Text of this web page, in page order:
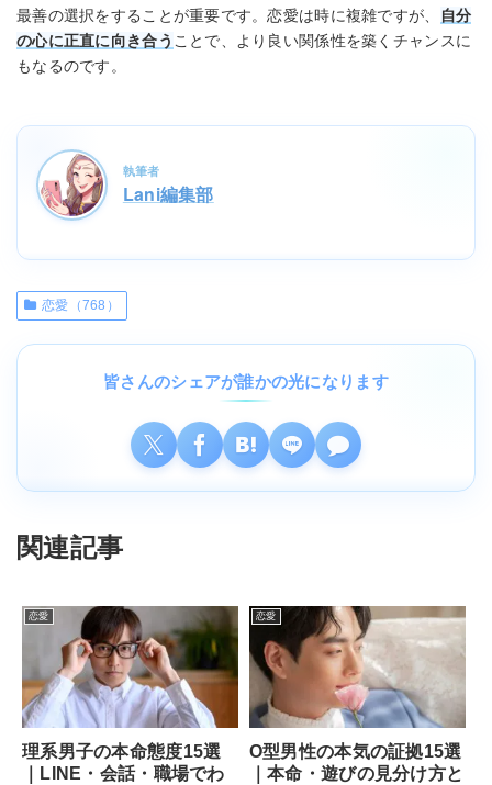
最善の選択をすることが重要です。恋愛は時に複雑ですが、
自分
の心に正直に向き合う ことで、より良い関係性を築くチャンスに
もなるのです。
執筆者
Lani編集部
恋愛（768）
皆さんのシェアが誰かの光になります
関連記事
恋愛
理系男子の本命態度15選
｜LINE・会話・職場でわ
恋愛
O型男性の本気の証拠15選
｜本命・遊びの見分け方と